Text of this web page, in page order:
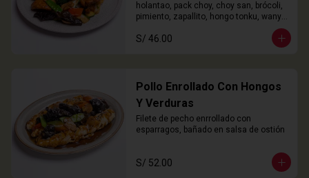
holantao, pack choy, choy san, brócoli,
pimiento, zapallito, hongo tonku, wanyi
S/ 46.00
Pollo Enrollado Con Hongos
Y Verduras
Filete de pecho enrrollado con
esparragos, bañado en salsa de ostión
S/ 52.00